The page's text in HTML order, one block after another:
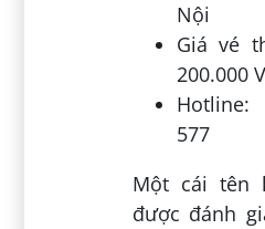
Nội
Giá vé
200.000
Hotline:
577
Một cái tên
được đánh